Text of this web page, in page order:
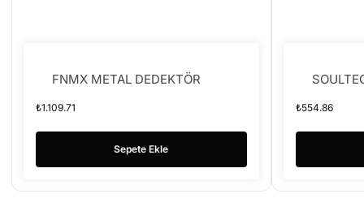
FNMX METAL DEDEKTÖR
₺1.109.71
Sepete Ekle
₺554.86